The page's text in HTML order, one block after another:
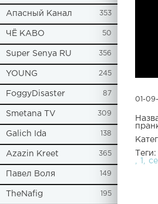
Апасный Канал 353
ЧЁ КАВО 50
Super Senya RU 356
YOUNG 245
FoggyDisaster 87
Smetana TV 309
Galich Ida 138
Azazin Kreet 365
Павел Воля 149
TheNafig 195
01-
Теги:
1